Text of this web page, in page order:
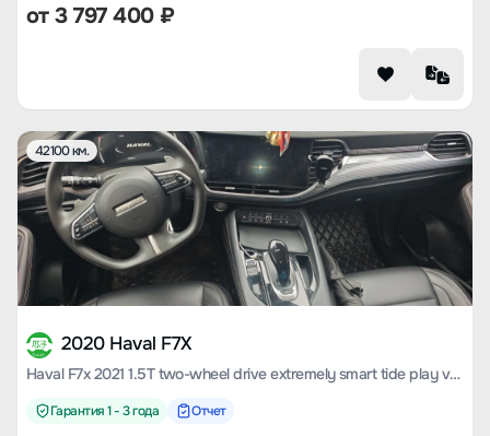
от3 797 400₽
42100 км.
2020 Haval F7X
Haval F7x 2021 1.5T two-wheel drive extremely smart tide play version
Гарантия 1 - 3 года Отчет